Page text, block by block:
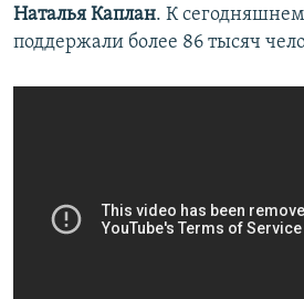
Наталья Каплан. К
поддержали более 86 тысяч